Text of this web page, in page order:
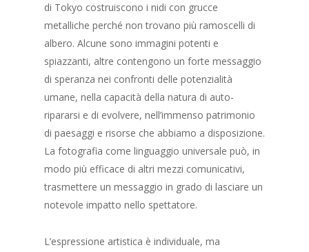
di Tokyo costruiscono i nidi con grucce
metalliche perché non trovano più ramoscelli di
albero. Alcune sono immagini potenti e
spiazzanti, altre contengono un forte messaggio
di speranza nei confronti delle potenzialità
umane, nella capacità della natura di auto-
ripararsi e di evolvere, nell’immenso patrimonio
di paesaggi e risorse che abbiamo a disposizione.
La fotografia come linguaggio universale può, in
modo più efficace di altri mezzi comunicativi,
trasmettere un messaggio in grado di lasciare un
notevole impatto nello spettatore.
L’espressione artistica è individuale, ma